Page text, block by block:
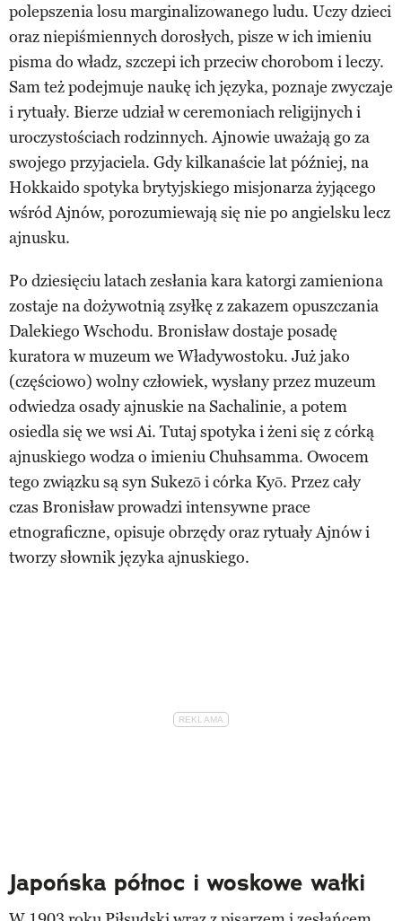
polepszenia losu marginalizowanego ludu. Uczy dzieci
oraz niepiśmiennych dorosłych, pisze w ich imieniu
pisma do władz, szczepi ich przeciw chorobom i leczy.
Sam też podejmuje naukę ich języka, poznaje zwyczaje
i rytuały. Bierze udział w ceremoniach religijnych i
uroczystościach rodzinnych. Ajnowie uważają go za
swojego przyjaciela. Gdy kilkanaście lat później, na
Hokkaido spotyka brytyjskiego misjonarza żyjącego
wśród Ajnów, porozumiewają się nie po angielsku lecz
ajnusku.
Po dziesięciu latach zesłania kara katorgi zamieniona
zostaje na dożywotnią zsyłkę z zakazem opuszczania
Dalekiego Wschodu. Bronisław dostaje posadę
kuratora w muzeum we Władywostoku. Już jako
(częściowo) wolny człowiek, wysłany przez muzeum
odwiedza osady ajnuskie na Sachalinie, a potem
osiedla się we wsi Ai. Tutaj spotyka i żeni się z córką
ajnuskiego wodza o imieniu Chuhsamma. Owocem
tego związku są syn Sukezō i córka Kyō. Przez cały
czas Bronisław prowadzi intensywne prace
etnograficzne, opisuje obrzędy oraz rytuały Ajnów i
tworzy słownik języka ajnuskiego.
Japońska północ i woskowe wałki